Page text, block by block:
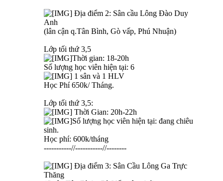
Địa điểm 2: Sân cầu Lông Đào Duy
Anh
(lân cận q.Tân Bình, Gò vấp, Phú Nhuận)
Lớp tối thứ 3,5
Thời gian: 18-20h
Số lượng học viên hiện tại: 6
1 sân và 1 HLV
Học Phí 650k/ Tháng.
Lớp tối thứ 3,5:
Thời Gian: 20h-22h
Số lượng học viên hiện tại: đang chiêu
sinh.
Học phí: 600k/tháng
-----------//-----------//--------
Địa điểm 3: Sân Cầu Lông Ga Trực
Thăng